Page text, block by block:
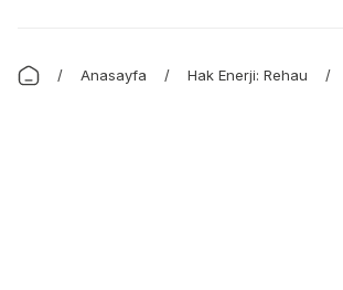
Anasayfa Hak Enerji: Rehau